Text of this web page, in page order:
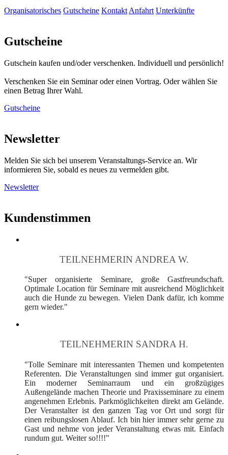
Organisatorisches Gutscheine KontaktAnfahrt Unterkünfte
Gutscheine
Gutschein kaufen und/oder verschenken. Individuell und persönlich!
Verschenken Sie ein Seminar oder einen Vortrag. Oder wählen Sie
einen Betrag Ihrer Wahl.
Gutscheine
Newsletter
Melden Sie sich bei unserem Veranstaltungs-Service an. Wir
informieren Sie, sobald es neues zu vermelden gibt.
Newsletter
Kundenstimmen
TEILNEHMERIN ANDREA W.
"Super organisierte Seminare, große Gastfreundschaft.
Optimale Location für Seminare mit ausreichend Möglichkeit
auch die Hunde zu bewegen. Vielen Dank dafür, ich komme
gern wieder."
TEILNEHMERIN SANDRA H.
"Tolle Seminare mit interessanten Themen und kompetenten
Referenten. Die Veranstaltungen sind immer gut organisiert.
Ein moderner Seminarraum und ein großzügiges
Außengelände machen Theorie und Praxisseminare zu einem
angenehmen Erlebnis. Parkmöglichkeiten direkt am Gelände.
Der Veranstalter ist den ganzen Tag vor Ort und sorgt für
einen reibungslosen Ablauf. Ich bin hier immer sehr gerne zu
Gast und nehme von jeder Veranstaltung etwas mit. Einfach
rundum gut. Weiter so!!!!"